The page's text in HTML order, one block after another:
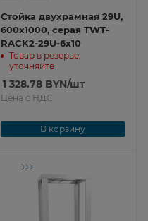
Стойка двухрамная 29U,
600x1000, серая TWT-
RACK2-29U-6x10
Товар в резерве,
уточняйте
1 328.78BYN/шт
Цена с НДС
В корзину